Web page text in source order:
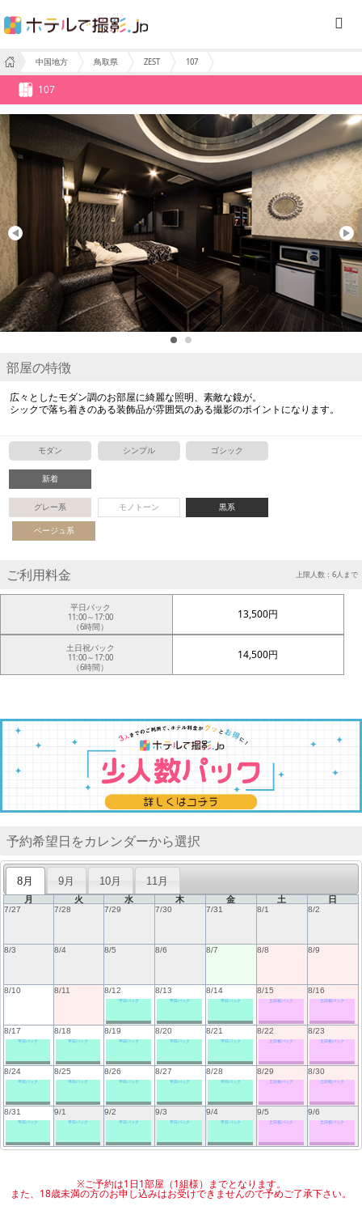
中国地方 鳥取県 ZEST 107
107
部屋の特徴
広々としたモダン調のお部屋に綺麗な照明、素敵な鏡が。
シックで落ち着きのある装飾品が雰囲気のある撮影のポイントになります。
モダン シンプル ゴシック
新着
グレー系 モノトーン 黒系
ベージュ系
ご利用料金 上限人数：6人まで
平日パック
11:00～17:00
（6時間）
13,500円
土日祝パック
11:00～17:00
（6時間）
14,500円
予約希望日をカレンダーから選択
8月 9月 10月 11月
月 火 水 木 金 土 日
7/27 7/28 7/29 7/30 7/31 8/1 8/2
8/3 8/4 8/5 8/6 8/7 8/8 8/9
8/10 8/11 8/12
平日パック
8/13
平日パック
8/14
平日パック
8/15
土日祝パック
8/16
土日祝パック
8/17
平日パック
8/18
平日パック
8/19
平日パック
8/20
平日パック
8/21
平日パック
8/22
土日祝パック
8/23
土日祝パック
8/24
平日パック
8/25
平日パック
8/26
平日パック
8/27
平日パック
8/28
平日パック
8/29
土日祝パック
8/30
土日祝パック
8/31
平日パック
9/1
平日パック
9/2
平日パック
9/3
平日パック
9/4
平日パック
9/5
土日祝パック
9/6
土日祝パック
※ご予約は1日1部屋（1組様）までとなります。
また、18歳未満の方のお申し込みはお受けできませんので予めご了承下さい。